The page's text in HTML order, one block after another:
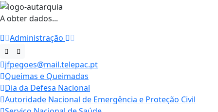
A obter dados...
Administração
jfpegoes@mail.telepac.pt
Queimas e Queimadas
Dia da Defesa Nacional
Autoridade Nacional de Emergência e Proteção Civil